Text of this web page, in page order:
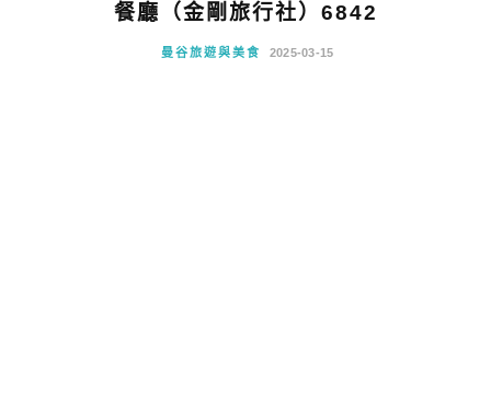
餐廳（金剛旅行社）6842
曼谷旅遊與美食 2025-03-15